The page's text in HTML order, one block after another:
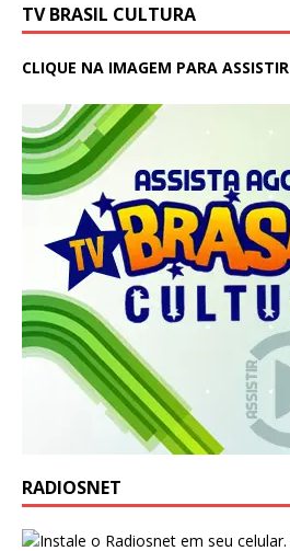
TV BRASIL CULTURA
CLIQUE NA IMAGEM PARA ASSISTIR
RADIOSNET